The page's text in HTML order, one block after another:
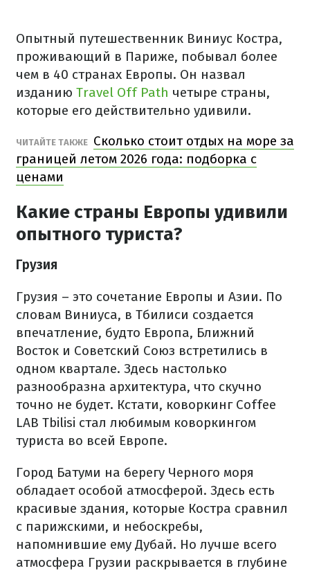
Опытный путешественник Виниус Костра,
проживающий в Париже, побывал более
чем в 40 странах Европы. Он назвал
изданию Travel Off Path четыре страны,
которые его действительно удивили.
ЧИТАЙТЕ ТАКЖЕ Сколько стоит отдых на море за
границей летом 2026 года: подборка с
ценами
Какие страны Европы удивили
опытного туриста?
Грузия
Грузия – это сочетание Европы и Азии. По
словам Виниуса, в Тбилиси создается
впечатление, будто Европа, Ближний
Восток и Советский Союз встретились в
одном квартале. Здесь настолько
разнообразна архитектура, что скучно
точно не будет. Кстати, коворкинг Coffee
LAB Tbilisi стал любимым коворкингом
туриста во всей Европе.
Город Батуми на берегу Черного моря
обладает особой атмосферой. Здесь есть
красивые здания, которые Костра сравнил
с парижскими, и небоскребы,
напомнившие ему Дубай. Но лучше всего
атмосфера Грузии раскрывается в глубине